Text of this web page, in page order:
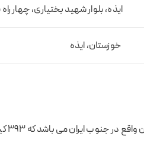
ایذه، بلوار شهید بختیاری، چهار
خوزستان، ایذه